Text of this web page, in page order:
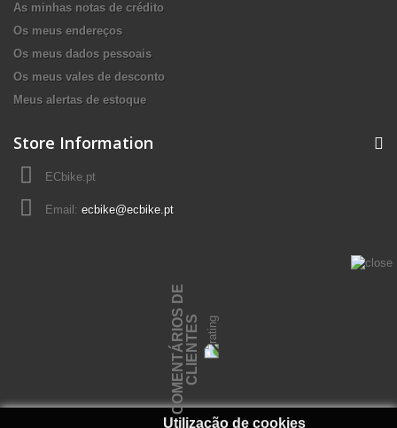
As minhas notas de crédito
Os meus endereços
Os meus dados pessoais
Os meus vales de desconto
Meus alertas de estoque
Store Information
ECbike.pt
Email: ecbike@ecbike.pt
Utilização de cookies
C
O
M
E
N
T
Á
R
I
O
S
D
E
C
L
I
E
N
T
ES